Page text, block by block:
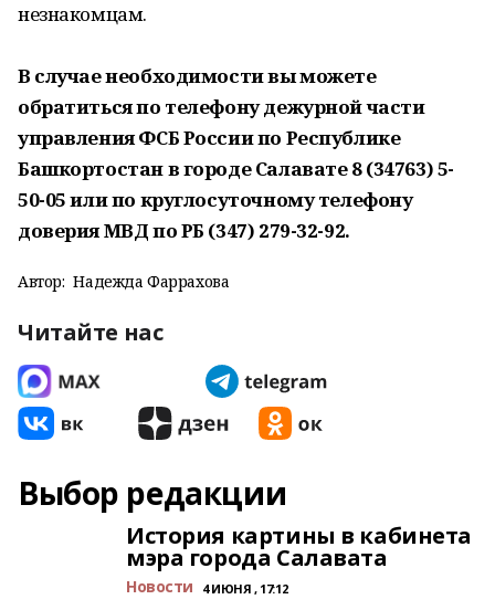
незнакомцам.
В случае необходимости вы можете
обратиться по телефону дежурной части
управления ФСБ России по Республике
Башкортостан в городе Салавате 8 (34763) 5-
50-05 или по круглосуточному телефону
доверия МВД по РБ (347) 279-32-92.
Автор: Надежда Фаррахова
Читайте нас
Выбор редакции
История картины в кабинета
мэра города Салавата
Новости 4 ИЮНЯ , 17:12